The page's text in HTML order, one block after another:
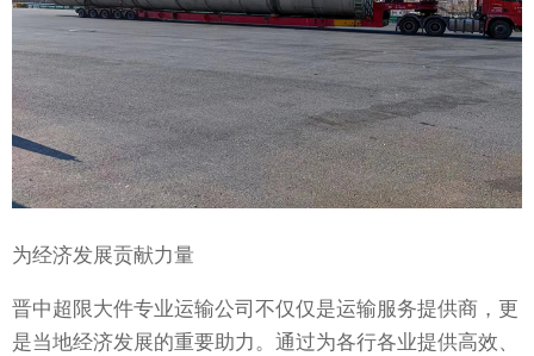
为经济发展贡献力量
晋中超限大件专业运输公司不仅仅是运输服务提供商，更
是当地经济发展的重要助力。通过为各行各业提供高效、